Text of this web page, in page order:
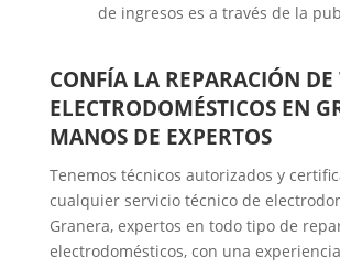
de ingresos es a través de la
CONFÍA LA REPARACIÓN DE
ELECTRODOMÉSTICOS EN
MANOS DE EXPERTOS
Tenemos técnicos autorizados y
cualquier servicio técnico de
Granera, expertos en todo tipo de
electrodomésticos, con una